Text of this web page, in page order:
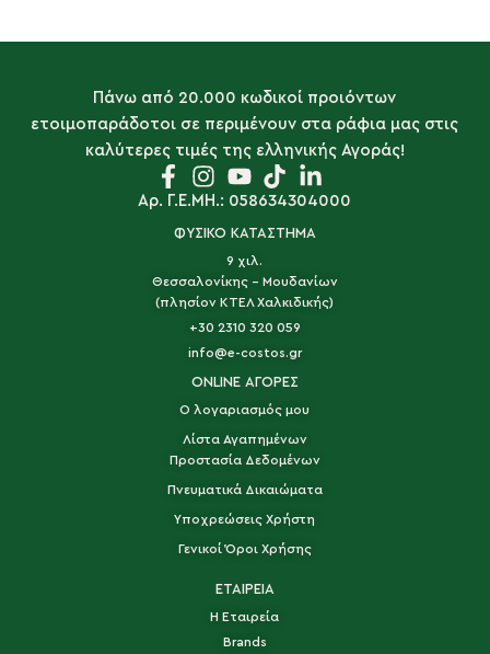
Πάνω από 20.000 κωδικοί προιόντων
ετοιμοπαράδοτοι σε περιμένουν στα ράφια μας στις
καλύτερες τιμές της ελληνικής Αγοράς!
Αρ. Γ.Ε.ΜΗ.: 058634304000
ΦΥΣΙΚΟ ΚΑΤΑΣΤΗΜΑ
9 χιλ.
Θεσσαλονίκης - Μουδανίων
(πλησίον ΚΤΕΛ Χαλκιδικής)
+30 2310 320 059
info@e-costos.gr
ONLINE ΑΓΟΡΕΣ
Ο λογαριασμός μου
Λίστα Αγαπημένων
Προστασία Δεδομένων
Πνευματικά Δικαιώματα
Υποχρεώσεις Χρήστη
Γενικοί Όροι Χρήσης
ΕΤΑΙΡΕΙΑ
Η Εταιρεία
Brands